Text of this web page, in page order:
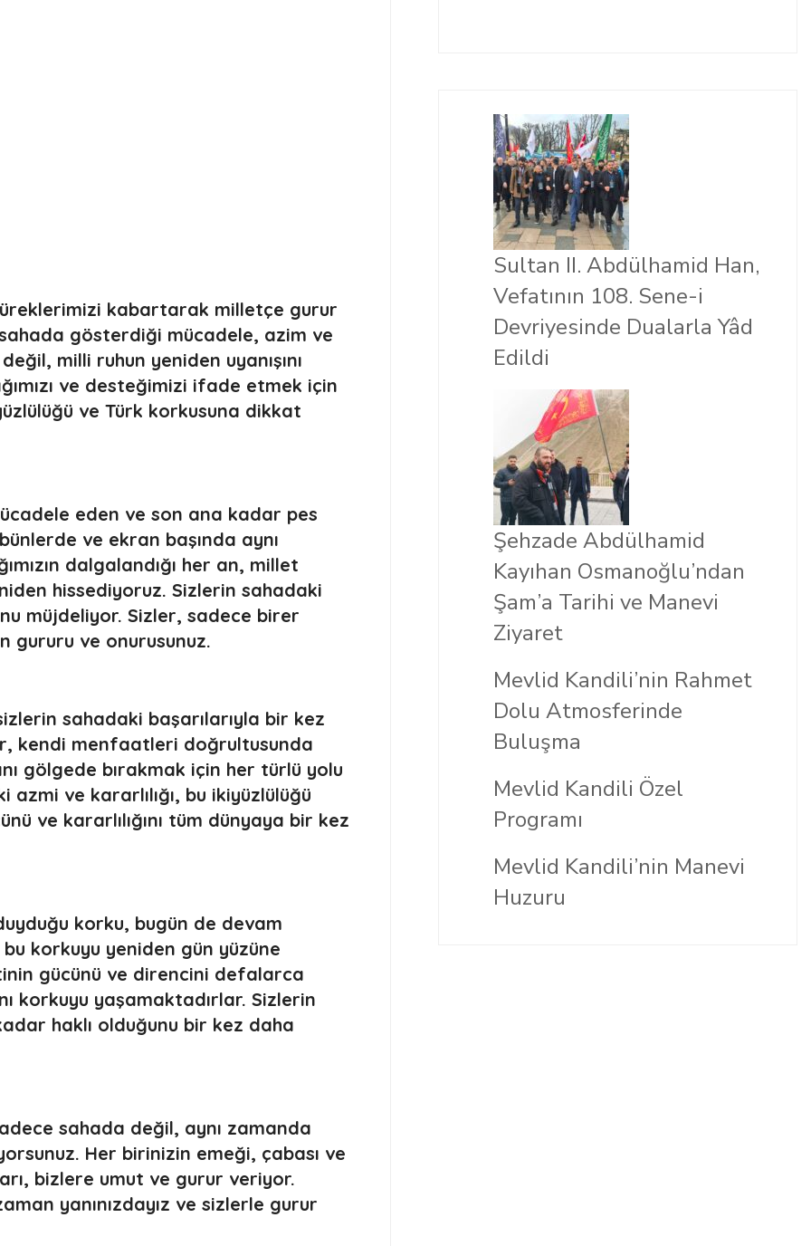
kabartarak milletçe gurur
gösterdiği mücadele, azim ve
milli ruhun yeniden uyanışını
ve desteğimizi ifade etmek için
ve Türk korkusuna dikkat
eden ve son ana kadar pes
ve ekran başında aynı
dalgalandığı her an, millet
hissediyoruz. Sizlerin sahadaki
müjdeliyor. Sizler, sadece birer
gururu ve onurusunuz.
sahadaki başarılarıyla bir kez
kendi menfaatleri doğrultusunda
gölgede bırakmak için her türlü yolu
ve kararlılığı, bu ikiyüzlülüğü
ve kararlılığını tüm dünyaya bir kez
korku, bugün de devam
korkuyu yeniden gün yüzüne
gücünü ve direncini defalarca
korkuyu yaşamaktadırlar. Sizlerin
haklı olduğunu bir kez daha
sahada değil, aynı zamanda
Her birinizin emeği, çabası ve
bizlere umut ve gurur veriyor.
yanınızdayız ve sizlerle gurur
Sultan II. Abdülhamid Han,
Vefatının 108. Sene-i
Devriyesinde Dualarla Yâd
Edildi
Şehzade Abdülhamid
Kayıhan Osmanoğlu’ndan
Şam’a Tarihi ve Manevi
Ziyaret
Mevlid Kandili’nin Rahmet
Dolu Atmosferinde
Buluşma
Mevlid Kandili Özel
Programı
Mevlid Kandili’nin Manevi
Huzuru